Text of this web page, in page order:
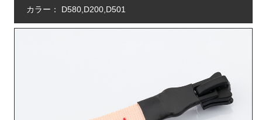
カラー：
D580,D200,D501